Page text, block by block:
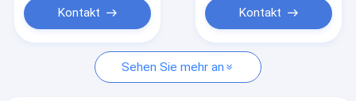
Bitte um ein Angebot
Automaten-Kiosk
Kontakt Kontakt
Sehen Sie mehr an